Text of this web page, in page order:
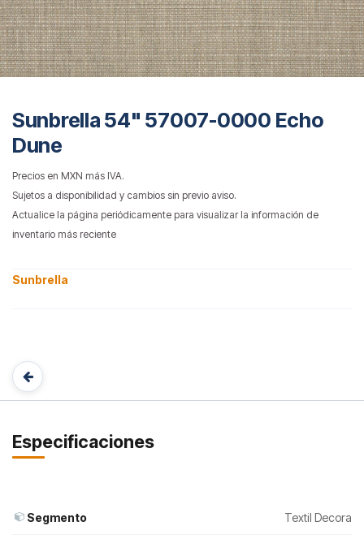
Sunbrella 54" 57007-0000 Echo
Dune
Precios en MXN más IVA.
Sujetos a disponibilidad y cambios sin previo aviso.
Actualice la página periódicamente para visualizar la información de
inventario más reciente
Sunbrella
Especificaciones
Segmento Textil Decora